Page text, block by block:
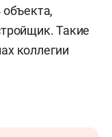
объекта,
Такие
коллегии